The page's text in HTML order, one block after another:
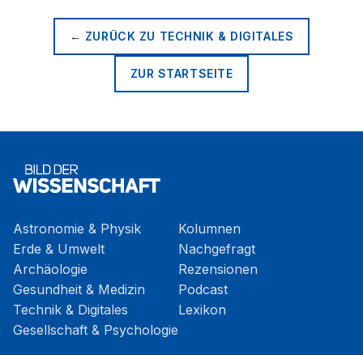
← ZURÜCK ZU TECHNIK & DIGITALES
ZUR STARTSEITE
Astronomie & Physik
Erde & Umwelt
Archäologie
Gesundheit & Medizin
Technik & Digitales
Gesellschaft & Psychologie
Kolumnen
Nachgefragt
Rezensionen
Podcast
Lexikon